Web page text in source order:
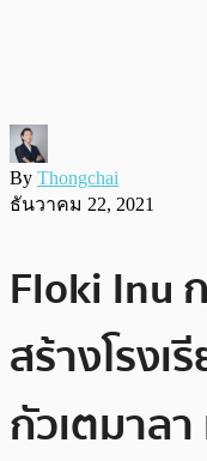
By Thongchai
ธันวาคม 22, 2021
Floki Inu
สร้างโรงเ
กัวเตมาลา